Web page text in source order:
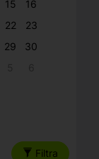
15
16
22
23
29
30
Filtra